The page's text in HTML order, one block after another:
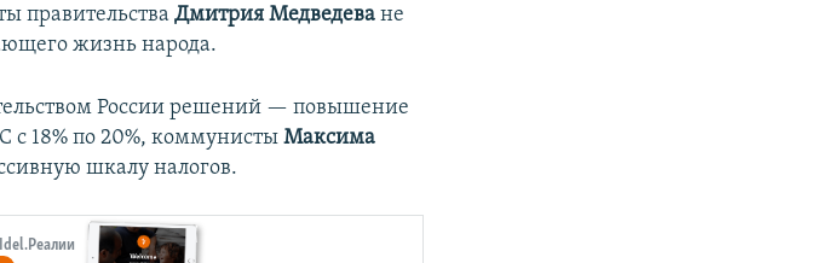
правительстваДмитрия Медведева не
жизнь народа.
России решений — повышение
с 18% по 20%, коммунистыМаксима
шкалу налогов.